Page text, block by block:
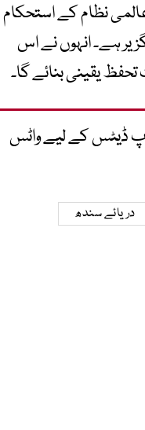
نظام کے استحکام
ہے۔ انہوں نے اس
اپ ڈیٹس کے لیے واٹس
دریائے سندھ